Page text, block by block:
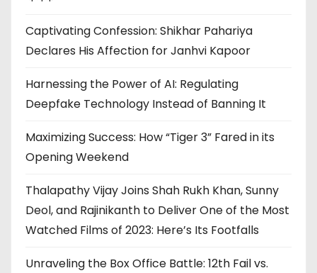
Captivating Confession: Shikhar Pahariya
Declares His Affection for Janhvi Kapoor
Harnessing the Power of AI: Regulating
Deepfake Technology Instead of Banning It
Maximizing Success: How “Tiger 3” Fared in its
Opening Weekend
Thalapathy Vijay Joins Shah Rukh Khan, Sunny
Deol, and Rajinikanth to Deliver One of the Most
Watched Films of 2023: Here’s Its Footfalls
Unraveling the Box Office Battle: 12th Fail vs.